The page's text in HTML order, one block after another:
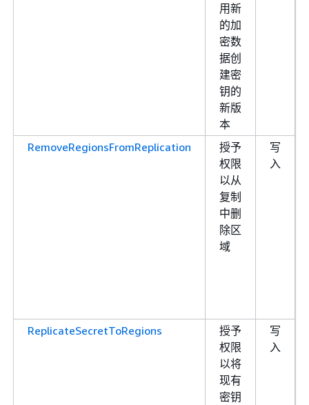
用新
的加
密数
据创
建密
钥的
新版
本
RemoveRegionsFromReplication
授予
权限
以从
复制
中删
除区
域
写
入
ReplicateSecretToRegions
授予
权限
以将
现有
密钥
写
入